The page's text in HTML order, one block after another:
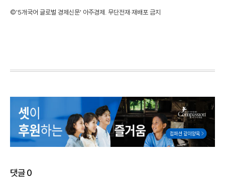
©'5개국어 글로벌 경제신문' 아주경제. 무단전재·재배포 금지
댓글0